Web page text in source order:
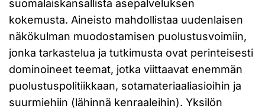
suomalaiskansallista asepalveluksen
kokemusta. Aineisto mahdollistaa uudenlaisen
näkökulman muodostamisen puolustusvoimiin,
jonka tarkastelua ja tutkimusta ovat perinteisesti
dominoineet teemat, jotka viittaavat enemmän
puolustuspolitiikkaan, sotamateriaaliasioihin ja
suurmiehiin (lähinnä kenraaleihin). Yksilön